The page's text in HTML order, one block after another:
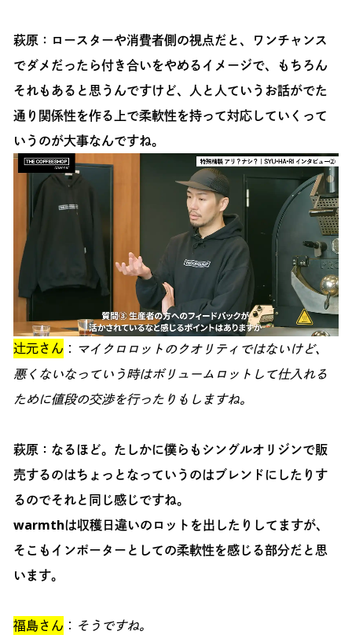
萩原：ロースターや消費者側の視点だと、ワンチャンス
でダメだったら付き合いをやめるイメージで、もちろん
それもあると思うんですけど、人と人ていうお話がでた
通り関係性を作る上で柔軟性を持って対応していくって
いうのが大事なんですね。
辻元さん ： マイクロロットのクオリティではないけど、
悪くないなっていう時はボリュームロットして仕入れる
ために値段の交渉を行ったりもしますね。
萩原：なるほど。たしかに僕らもシングルオリジンで販
売するのはちょっとなっていうのはブレンドにしたりす
るのでそれと同じ感じですね。
warmthは収穫日違いのロットを出したりしてますが、
そこもインポーターとしての柔軟性を感じる部分だと思
います。
福島さん ： そうですね。